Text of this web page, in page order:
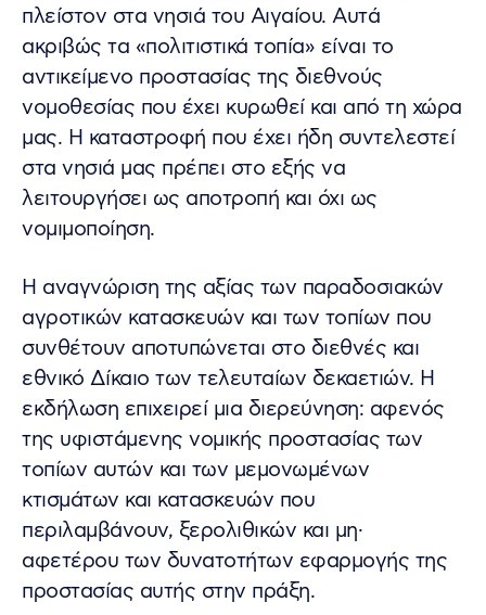
πλείστον στα νησιά του Αιγαίου. Αυτά
ακριβώς τα «πολιτιστικά τοπία» είναι το
αντικείμενο προστασίας της διεθνούς
νομοθεσίας που έχει κυρωθεί και από τη χώρα
μας. Η καταστροφή που έχει ήδη συντελεστεί
στα νησιά μας πρέπει στο εξής να
λειτουργήσει ως αποτροπή και όχι ως
νομιμοποίηση.
Η αναγνώριση της αξίας των παραδοσιακών
αγροτικών κατασκευών και των τοπίων που
συνθέτουν αποτυπώνεται στο διεθνές και
εθνικό Δίκαιο των τελευταίων δεκαετιών. Η
εκδήλωση επιχειρεί μια διερεύνηση: αφενός
της υφιστάμενης νομικής προστασίας των
τοπίων αυτών και των μεμονωμένων
κτισμάτων και κατασκευών που
περιλαμβάνουν, ξερολιθικών και μη·
αφετέρου των δυνατοτήτων εφαρμογής της
προστασίας αυτής στην πράξη.